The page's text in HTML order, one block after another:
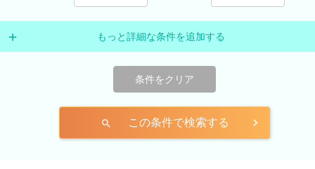
もっと詳細な条件を追加する
条件をクリア
search この条件で検索する